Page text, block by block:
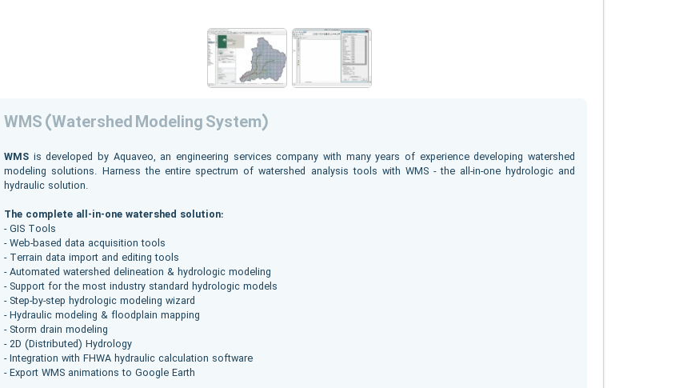
WMS (Watershed Modeling System)
WMS is developed by Aquaveo, an engineering services company with many years of experience developing watershed
modeling solutions. Harness the entire spectrum of watershed analysis tools with WMS - the all-in-one hydrologic and
hydraulic solution.
The complete all-in-one watershed solution:
- GIS Tools
- Web-based data acquisition tools
- Terrain data import and editing tools
- Automated watershed delineation & hydrologic modeling
- Support for the most industry standard hydrologic models
- Step-by-step hydrologic modeling wizard
- Hydraulic modeling & floodplain mapping
- Storm drain modeling
- 2D (Distributed) Hydrology
- Integration with FHWA hydraulic calculation software
- Export WMS animations to Google Earth